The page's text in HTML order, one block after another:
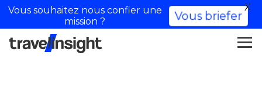
Vous souhaitez nous confier une
mission ?
Vous briefer
X